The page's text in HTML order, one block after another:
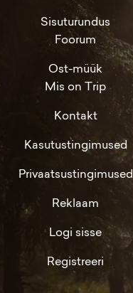
Sisuturundus
Foorum
Ost-müük
Mis on Trip
Kontakt
Kasutustingimused
Privaatsustingimused
Reklaam
Logi sisse
Registreeri